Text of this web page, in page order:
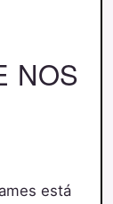
NOS
está